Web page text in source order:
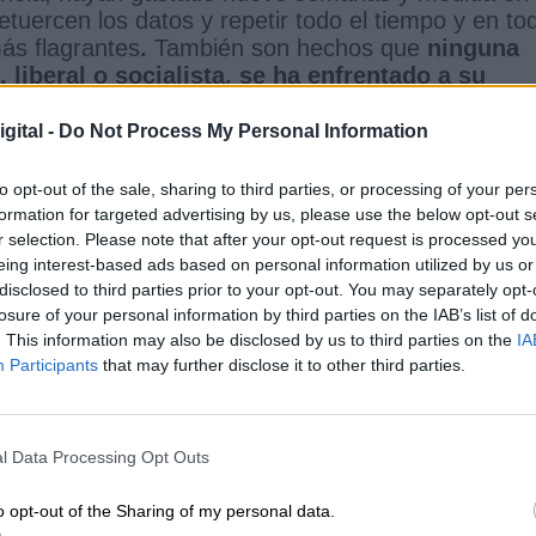
- Do Not Process My Personal Information
opt-out of the sale, sharing to third parties, or processing of your
for targeted advertising by us, please use the below opt-out
selection. Please note that after your opt-out request is processed
interest-based ads based on personal information utilized by us
to third parties prior to your opt-out. You may separately
of your personal information by third parties on the IAB’s list of
This information may also be disclosed by us to third parties on the
Participants that may further disclose it to other third parties.
Data Processing Opt Outs
opt-out of the Sharing of my personal data.
los datos y repetir todo el tiempo y en
flagrantes. También son hechos que ninguna
liberal o socialista, se ha enfrentado a su
coronavirus, salvo la oposición española
permanentes en la lucha que el
contra el Covid-19
y se dedica en cuerpo y alma a
de Estado mediático"en lugar de salvar vidas
del saturado Sistema de Salud español que
a debilitar.
desbordara la pandemiay atacara en especial
que ha estado proponiendo corbatas
baratos, junto a su admirada líder madrileña a la
aportado algo.
como principal, el gran descubrimiento de las
gran Pacto por la Sanidad.
los consejeros Lamela, Güemes, los
recortando cuatro mil camas en Madrid,
fondos de la Pública a la privada